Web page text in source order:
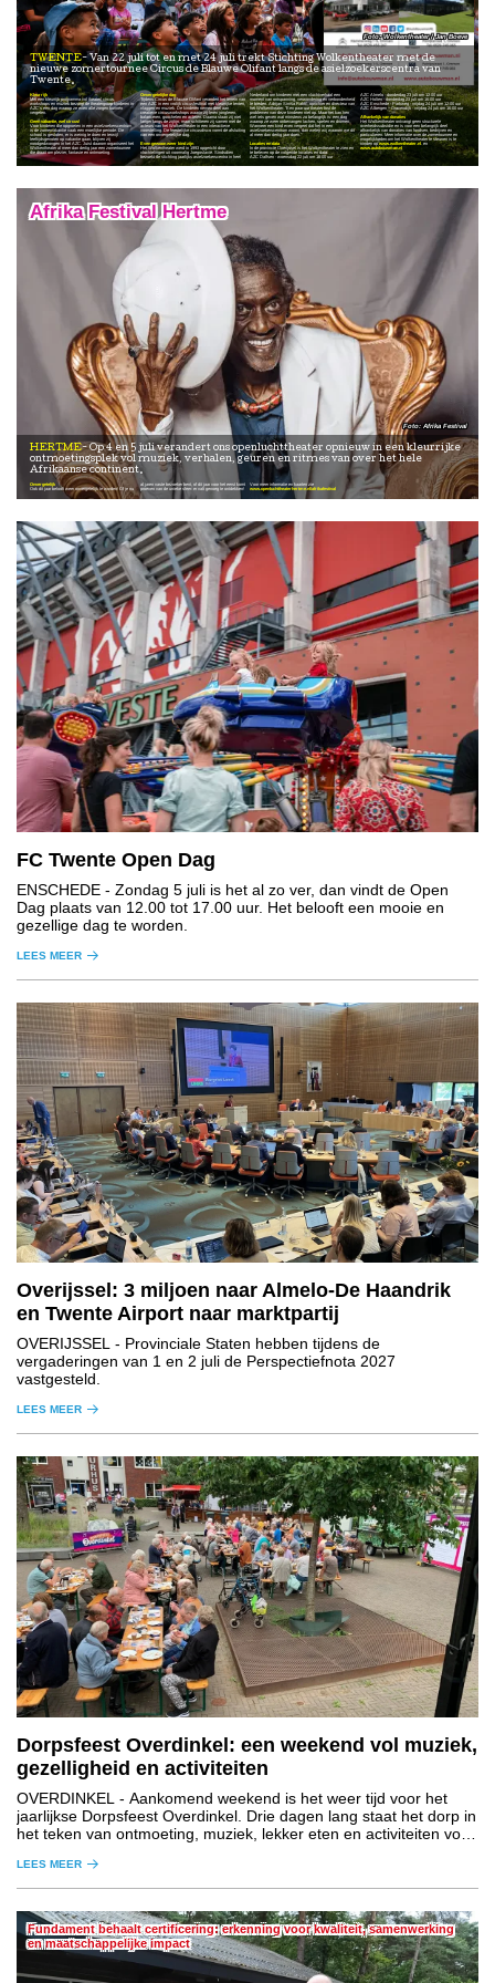
TWENTE Van 22 juli tot en met 24 juli trekt Stichting Wolkentheater met de
nieuwe zomertournee Circus de Blauwe Olifant langs de asielzoekerscentra van
Twente.
Kleurrijk
Met een kleurrijk programma vol theater, circus,
workshops en muziek bezorgt de theatergroep kinderen in
AZC's een dag waarop ze even alle zorgen kunnen
vergeten.
Geen vakantie, wel circus!
Voor kinderen die opgroeien in een asielzoekerscentrum
is de zomervakantie vaak een moeilijke periode. De
school is gesloten, er is weinig te doen en terwijl
leeftijdsgenoten op vakantie gaan, blijven zij
noodgedwongen in het AZC. Juist daarom organiseert het
Wolkentheater al meer dan dertig jaar een zomertournee
die draait om plezier, fantasie en ontmoeting.
Onvergetelijke dag
Tijdens Circus de Blauwe Olifant verandert het terrein van
een AZC in een vrolijk circusfestival met kleurrijke tenten,
vlaggen en muziek. De kinderen nemen deel aan
creatieve circusworkshops waarin zij leren jongleren,
balanceren, goochelen en acteren. Daarna staan zij niet
langer langs de zijlijn, maar schitteren zij samen met de
acteurs van het Wolkentheater in een interactieve
voorstelling. De feestelijke circusdisco vormt de afsluiting
van een onvergetelijke dag.
Even gewoon weer kind zijn
Het Wolkentheater werd in 1993 opgericht door
vluchtelingen uit voormalig Joegoslavië. Sindsdien
bezoekt de stichting jaarlijks asielzoekerscentra in heel
Nederland om kinderen met een vluchtverhaal een
moment van ontspanning, verwondering en verbondenheid
te bieden. Adrijan Siniša Rakić, oprichter en directeur van
het Wolkentheater: "Een paar uur theater lost de
problemen van deze kinderen niet op. Maar het kan hen
wel iets geven wat minstens zo belangrijk is: een dag
waarop ze weer onbevangen lachen, spelen en dromen.
Wanneer een kind even vergeet dat het in een
asielzoekerscentrum woont, dan weten wij waarom we dit
al meer dan dertig jaar doen."
Locaties en data
In de provincie Overijssel is het Wolkentheater te zien en
te beleven op de volgende locaties en data:
AZC Dalfsen - woensdag 22 juli om 16:00 uur
AZC Almelo - donderdag 23 juli om 12:00 uur
AZC Holten - donderdag 23 juli om 16:00 uur
AZC Enschede - Parkweg - vrijdag 24 juli om 12:00 uur
AZC Albergen – Gravendijk - vrijdag 24 juli om 16:00 uur
Afhankelijk van donaties
Het Wolkentheater ontvangt geen structurele
overheidssubsidie en is voor een belangrijk deel
afhankelijk van donaties van fondsen, bedrijven en
particulieren. Meer informatie over de zomertournee en
mogelijkheden om het Wolkentheater te steunen is te
vinden opwww.wolkentheater.nl. en
www.autobouwman.nl
Wolkentheater / Jan Boeve
Afrika Festival Hertme
HERTME Op 4 en 5 juli verandert ons openluchttheater opnieuw in een kleurrijke
ontmoetingsplek vol muziek, verhalen, geuren en ritmes van over het hele
Afrikaanse continent.
Onvergetelijk
Ook dit jaar belooft weer onvergetelijk te worden! Of je nu
al jaren vaste bezoeker bent, of dit jaar voor het eerst komt
proeven van de unieke sfeer: er valt genoeg te ontdekken!
Voor meer informatie en kaarten zie
www.openluchttheaterhertme.nl/afrikafestival
Afrika Festival
FC Twente Open Dag
ENSCHEDE - Zondag 5 juli is het al zo ver, dan vindt de Open
Dag plaats van 12.00 tot 17.00 uur. Het belooft een mooie en
gezellige dag te worden.
LEES MEER
Overijssel: 3 miljoen naar Almelo-De Haandrik
en Twente Airport naar marktpartij
OVERIJSSEL - Provinciale Staten hebben tijdens de
vergaderingen van 1 en 2 juli de Perspectiefnota 2027
vastgesteld.
LEES MEER
Dorpsfeest Overdinkel: een weekend vol muziek,
gezelligheid en activiteiten
OVERDINKEL - Aankomend weekend is het weer tijd voor het
jaarlijkse Dorpsfeest Overdinkel. Drie dagen lang staat het dorp in
het teken van ontmoeting, muziek, lekker eten en activiteiten voor
LEES MEER
Fundament behaalt certificering: erkenning voor kwaliteit, samenwerking
en maatschappelijke impact